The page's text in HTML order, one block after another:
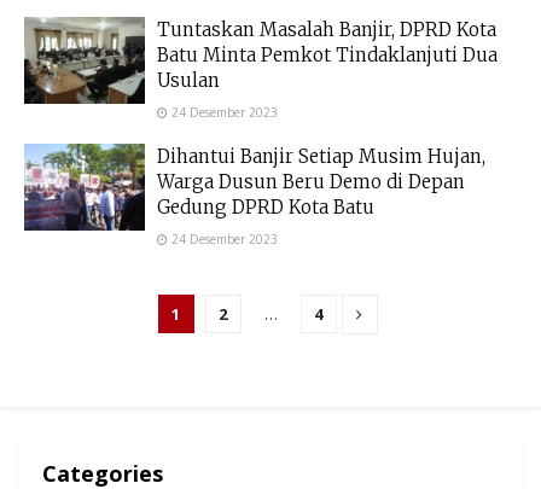
Tuntaskan Masalah Banjir, DPRD Kota
Batu Minta Pemkot Tindaklanjuti Dua
Usulan
24 Desember 2023
Dihantui Banjir Setiap Musim Hujan,
Warga Dusun Beru Demo di Depan
Gedung DPRD Kota Batu
24 Desember 2023
1 2 … 4
Categories